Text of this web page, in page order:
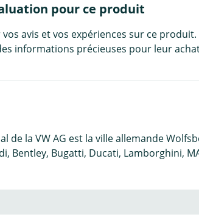
pour ce produit
avis et vos expériences sur ce produit.
informations précieuses pour leur
de la VW AG est la ville allemande
Bugatti, Ducati, Lamborghini,